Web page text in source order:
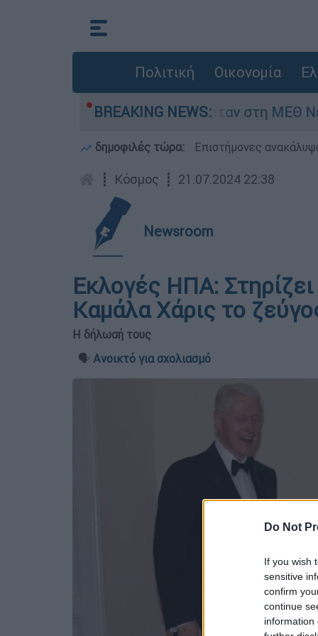
Do Not
If you wish
sensitive
confirm
continue
information
Πολιτική Οικονομία
BREAKING NEWS:
8 ημερών - Νοσηλευόταν στη ΜΕΘ Νεογνών
δημοφιλές τώρα: Επιστήμονες
┋ Κόσμος ┋ 21.07.2024 22:38
Newsroom
Εκλογές ΗΠΑ:
Καμάλα Χάρις το
Η δήλωσή τους
🗣️ Ανοικτό για σχολιασμό